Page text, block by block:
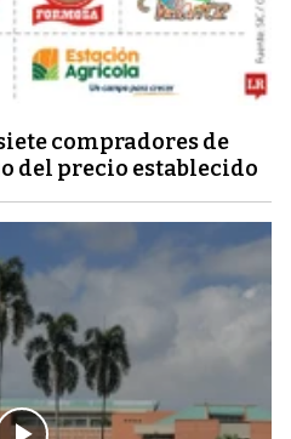
compradores de
del precio establecido